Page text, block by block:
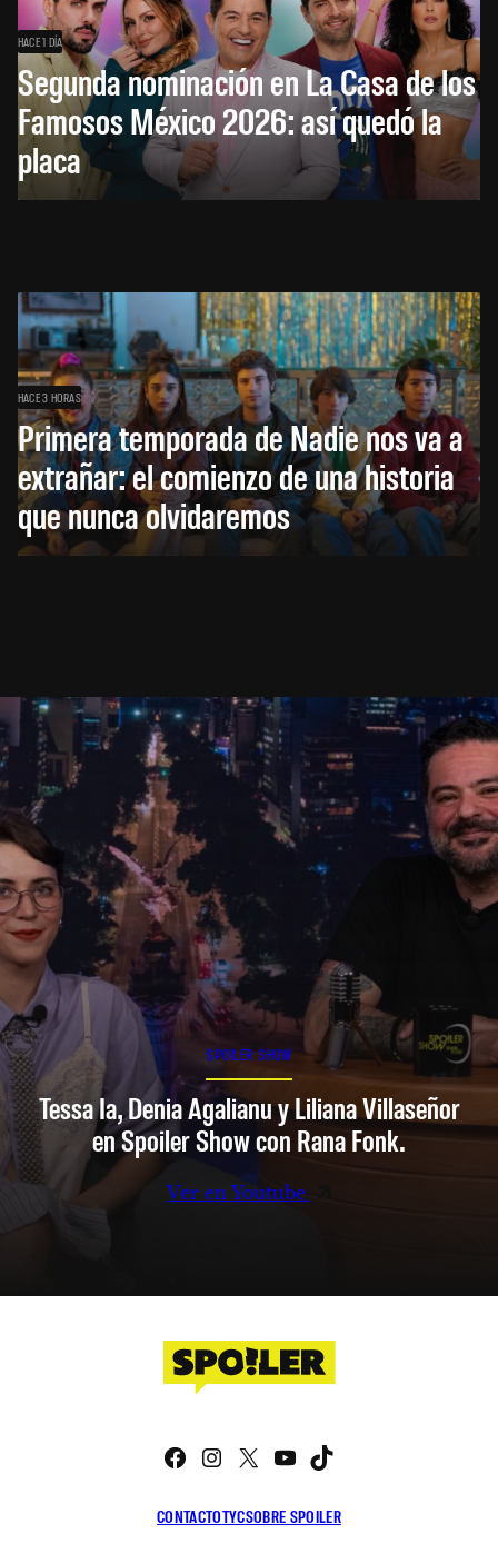
HACE 1 DÍA
Segunda nominación en La Casa de los
Famosos México 2026: así quedó la
placa
HACE 3 HORAS
Primera temporada de Nadie nos va a
extrañar: el comienzo de una historia
que nunca olvidaremos
SPOILER SHOW
Tessa Ia, Denia Agalianu y Liliana Villaseñor
en Spoiler Show con Rana Fonk.
Ver en Youtube
CONTACTOTYCSOBRE SPOILER
Facebook
Instagram
X YouTube